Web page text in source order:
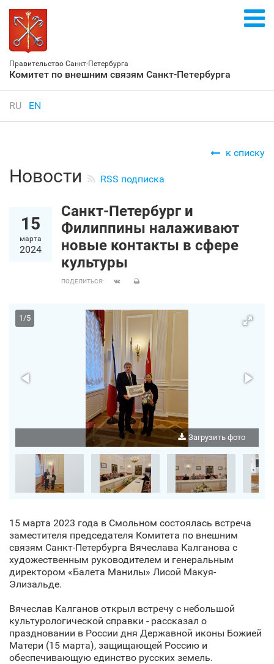
Правительство Санкт‑Петербурга
Комитет по внешним связям Санкт‑Петербурга
RU EN
к списку
Новости RSS подписка
15
марта
2024
Санкт‑Петербург и
Филиппины налаживают
новые контакты в сфере
культуры
ПОДЕЛИТЬСЯ:
Загрузить фото
1/5
15 марта 2023 года в Смольном состоялась встреча
заместителя председателя Комитета по внешним
связям Санкт‑Петербурга Вячеслава Калганова с
художественным руководителем и генеральным
директором «Балета Манилы» Лисой Макуя-
Элизальде.
Вячеслав Калганов открыл встречу с небольшой
культурологической справки - рассказал о
праздновании в России дня Державной иконы Божией
Матери (15 марта), защищающей Россию и
обеспечивающую единство русских земель.